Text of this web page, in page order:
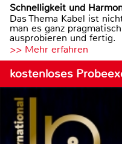
Schnelligkeit und
Das Thema Kabel ist
man es ganz
ausprobieren und fertig.
>> Mehr erfahren
kostenloses